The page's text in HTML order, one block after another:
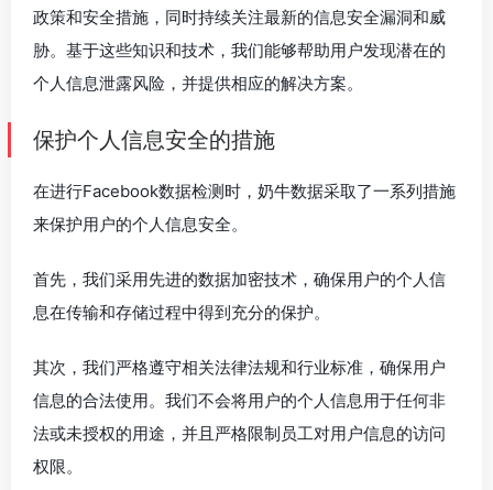
政策和安全措施，同时持续关注最新的信息安全漏洞和威
胁。基于这些知识和技术，我们能够帮助用户发现潜在的
个人信息泄露风险，并提供相应的解决方案。
保护个人信息安全的措施
在进行Facebook数据检测时，奶牛数据采取了一系列措施
来保护用户的个人信息安全。
首先，我们采用先进的数据加密技术，确保用户的个人信
息在传输和存储过程中得到充分的保护。
其次，我们严格遵守相关法律法规和行业标准，确保用户
信息的合法使用。我们不会将用户的个人信息用于任何非
法或未授权的用途，并且严格限制员工对用户信息的访问
权限。